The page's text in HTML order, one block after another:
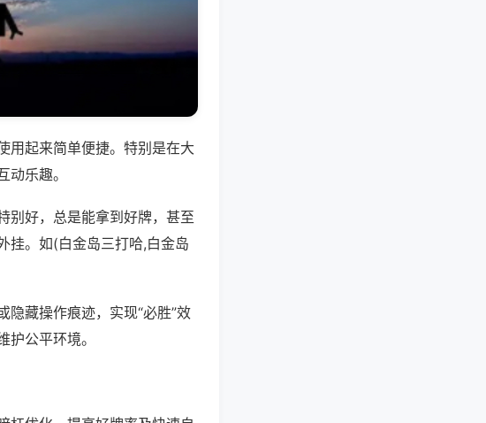
用起来简单便捷。特别是在大
乐趣。
别好，总是能拿到好牌，甚至
挂。如(白金岛三打哈,白金岛
隐藏操作痕迹，实现“必胜”效
公平环境。